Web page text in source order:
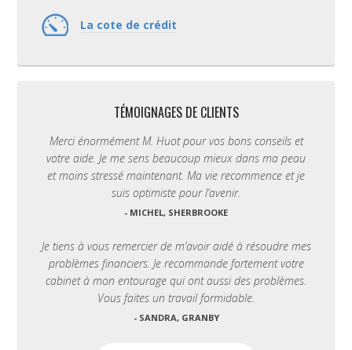
La cote de crédit
TÉMOIGNAGES DE CLIENTS
Merci énormément M. Huot pour vos bons conseils et
votre aide. Je me sens beaucoup mieux dans ma peau
et moins stressé maintenant. Ma vie recommence et je
suis optimiste pour l’avenir.
- MICHEL, SHERBROOKE
Je tiens à vous remercier de m’avoir aidé à résoudre mes
problèmes financiers. Je recommande fortement votre
cabinet à mon entourage qui ont aussi des problèmes.
Vous faites un travail formidable.
- SANDRA, GRANBY